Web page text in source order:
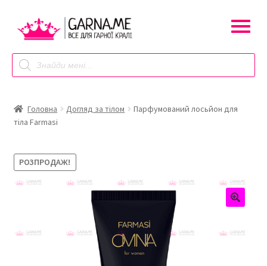
Перейти
до
навігації
Перейти
до
контенту
Products
search
Головна Догляд за тілом
Парфумований лосьйон для
тіла Farmasi
РОЗПРОДАЖ!